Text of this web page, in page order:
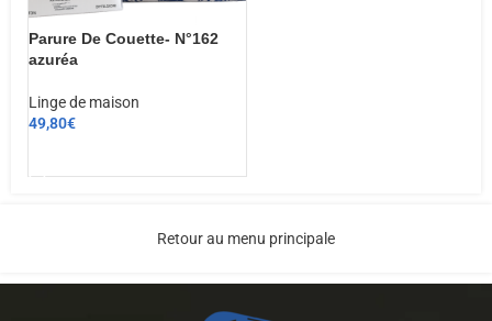
Parure De Couette- N°162
azuréa
Linge de maison
49,80€
Retour au menu principale